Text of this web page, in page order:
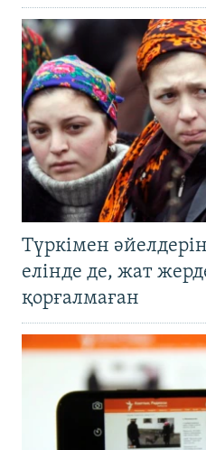
Түркімен
елінде де, жат
қорғалмаған